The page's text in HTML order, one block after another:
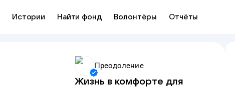
Истории Найти фонд Волонтёры Отчёты
Преодоление
Жизнь в комфорте для